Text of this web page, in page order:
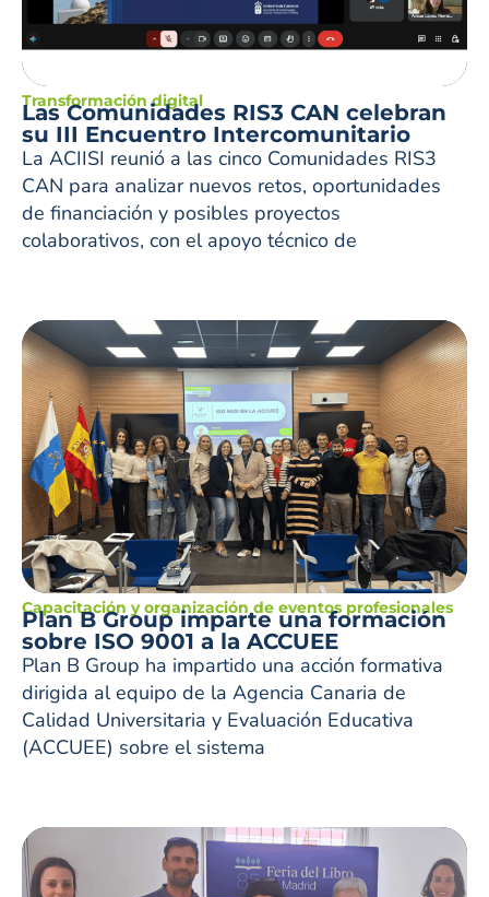
Transformación digital
Las Comunidades RIS3 CAN celebran
su III Encuentro Intercomunitario
La ACIISI reunió a las cinco Comunidades RIS3
CAN para analizar nuevos retos, oportunidades
de financiación y posibles proyectos
colaborativos, con el apoyo técnico de
Capacitación y organización de eventos profesionales
Plan B Group imparte una formación
sobre ISO 9001 a la ACCUEE
Plan B Group ha impartido una acción formativa
dirigida al equipo de la Agencia Canaria de
Calidad Universitaria y Evaluación Educativa
(ACCUEE) sobre el sistema